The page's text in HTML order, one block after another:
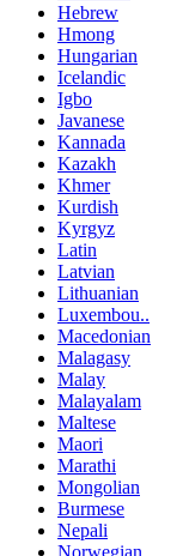
Hebrew
Hmong
Hungarian
Icelandic
Igbo
Javanese
Kannada
Kazakh
Khmer
Kurdish
Kyrgyz
Latin
Latvian
Lithuanian
Luxembou..
Macedonian
Malagasy
Malay
Malayalam
Maltese
Maori
Marathi
Mongolian
Burmese
Nepali